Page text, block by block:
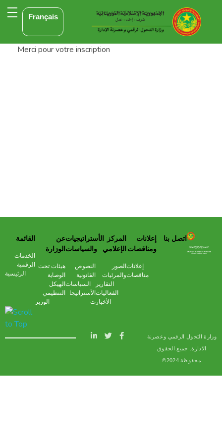
Français
Merci pour votre inscription
وزارة التحول الرقمي وعصرنة الادارة
اتصل بنا
إعلانات
ومناقصات
إعلانات
مناقصات
المركز
الإعلامي
الصور
والمرئيات
التقارير
الفعاليات
الأخبار
الأستراتيجيات
والسياسات
النصوص
القانونية
السياسات
الأستراتيجا
ت
عن
الوزارة
هيئات تحت
الوصاية
الهيكل
التنظيمي
الوزير
القائمة
الخدمات
الرقمية
الرئيسية
وزارة التحول الرقمي وعصرنة
الادارة. جميع الحقوق
محفوظة 2024©